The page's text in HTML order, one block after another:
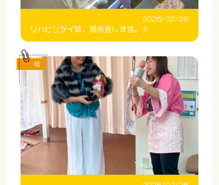
2026/02/26
リハビリデイ結、閉所致します。④
結